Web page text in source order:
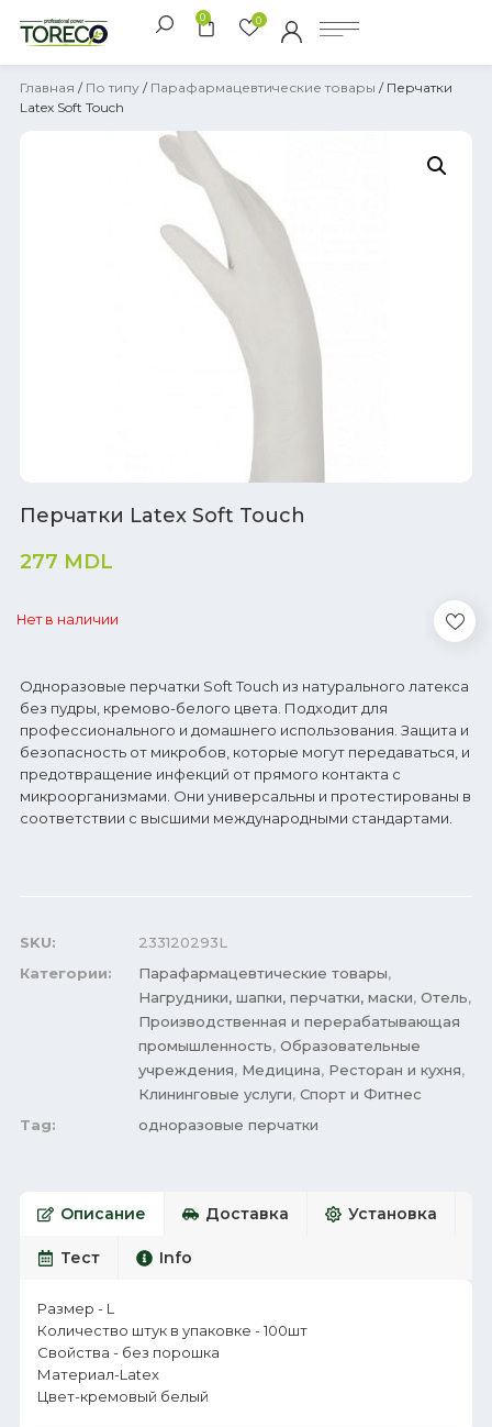
0 0
Главная / По типу / Парафармацевтические товары / Перчатки
Latex Soft Touch
Перчатки Latex Soft Touch
277 MDL
Нет в наличии
Одноразовые перчатки Soft Touch из натурального латекса
без пудры, кремово-белого цвета. Подходит для
профессионального и домашнего использования. Защита и
безопасность от микробов, которые могут передаваться, и
предотвращение инфекций от прямого контакта с
микроорганизмами. Они универсальны и протестированы в
соответствии с высшими международными стандартами.
SKU:
233120293L
Категории:
Парафармацевтические товары,
Нагрудники, шапки, перчатки, маски, Отель,
Производственная и перерабатывающая
промышленность, Образовательные
учреждения, Медицина, Ресторан и кухня,
Клининговые услуги, Спорт и Фитнес
Tag:
одноразовые перчатки
Описание Доставка Установка
Тест Info
Размер - L
Количество штук в упаковке - 100шт
Свойства - без порошка
Материал-Latex
Цвет-кремовый белый